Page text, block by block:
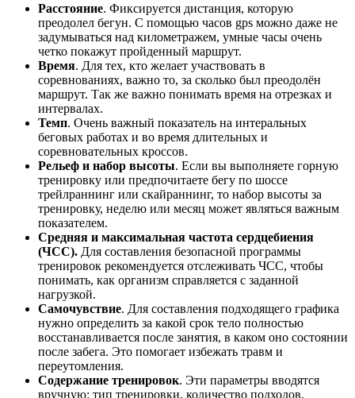
Расстояние. Фиксируется дистанция, которую
преодолел бегун. С помощью часов gps можно даже не
задумываться над километражем, умные часы очень
четко покажут пройденный маршрут.
Время. Для тех, кто желает участвовать в
соревнованиях, важно то, за сколько был преодолён
маршрут. Так же важно понимать время на отрезках и
интервалах.
Темп. Очень важный показатель на интеральных
беговых работах и во время длительных и
соревновательных кроссов.
Рельеф и набор высоты. Если вы выполняете горную
тренировку или предпочитаете бегу по шоссе
трейлраннинг или скайраннинг, то набор высоты за
тренировку, неделю или месяц может являться важным
показателем.
Средняя и максимальная частота сердцебиения
(ЧСС). Для составления безопасной программы
тренировок рекомендуется отслеживать ЧСС, чтобы
понимать, как организм справляется с заданной
нагрузкой.
Самочувствие. Для составления подходящего графика
нужно определить за какой срок тело полностью
восстанавливается после занятия, в каком оно состоянии
после забега. Это помогает избежать травм и
переутомления.
Содержание тренировок. Эти параметры вводятся
вручную: тип тренировки, количество подходов.